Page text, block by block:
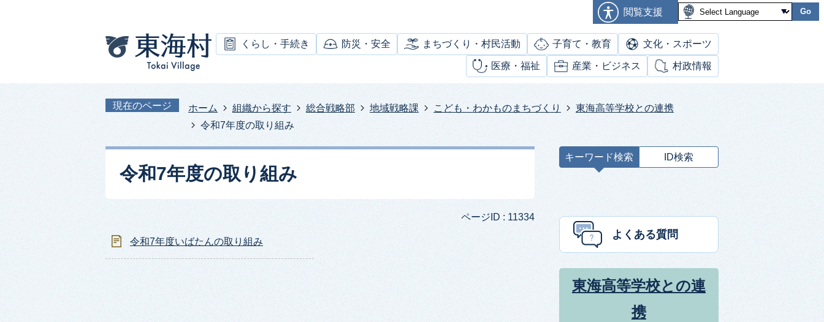
閲覧支援 Go
くらし・手続き 防災・安全 まちづくり・村民活動 子育て・教育 文化・スポーツ
医療・福祉 産業・ビジネス 村政情報
現在のページ ホーム 組織から探す 総合戦略部 地域戦略課 こども・わかものまちづくり
東海高等学校との連携
令和7年度の取り組み
令和7年度の取り組み
ページID : 11334
令和7年度いばたんの取り組み
キーワード検索 ID検索
ー
よくある質問
東海高等学校との連
携